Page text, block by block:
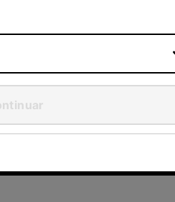
cuenta para empezar a